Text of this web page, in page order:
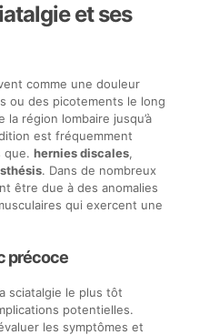
et ses
comme une douleur
ou des picotements le long
région lombaire jusqu’à
est fréquemment
que. hernies discales,
. Dans de nombreux
être due à des anomalies
qui exercent une
précoce
sciatalgie le plus tôt
potentielles.
les symptômes et